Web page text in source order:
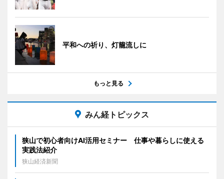
平和への祈り、灯籠流しに
もっと見る
みん経トピックス
狭山で初心者向けAI活用セミナー 仕事や暮らしに使える
実践法紹介
狭山経済新聞